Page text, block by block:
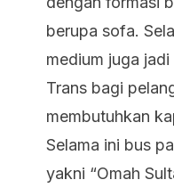
berupa sofa.
medium juga
Trans bagi
membutuhkan
Selama ini bus
yakni “Omah